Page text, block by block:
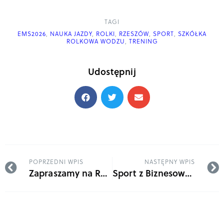
TAGI
EMS2026, NAUKA JAZDY, ROLKI, RZESZÓW, SPORT, SZKÓŁKA
ROLKOWA WODZU, TRENING
Udostępnij
POPRZEDNI WPIS
Zapraszamy na Rolkotekę Halloweenową!
NASTĘPNY WPIS
Sport z Biznesowej Perspektywy Rzeszów 2026